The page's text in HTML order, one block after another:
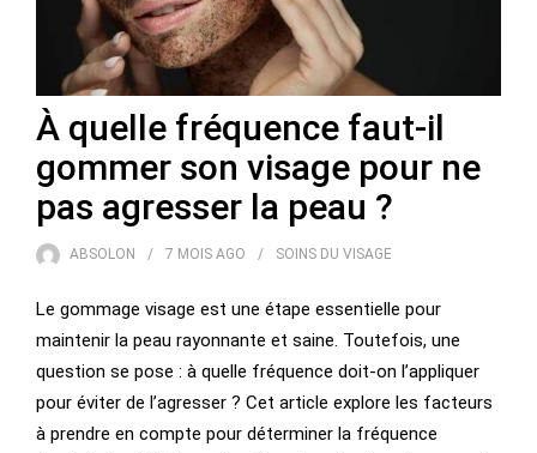
À quelle fréquence faut-il
gommer son visage pour ne
pas agresser la peau ?
ABSOLON 7 MOIS AGO SOINS DU VISAGE
Le gommage visage est une étape essentielle pour
maintenir la peau rayonnante et saine. Toutefois, une
question se pose : à quelle fréquence doit-on l’appliquer
pour éviter de l’agresser ? Cet article explore les facteurs
à prendre en compte pour déterminer la fréquence